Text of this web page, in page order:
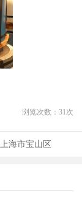
浏览次数： 31次
上海市宝山区